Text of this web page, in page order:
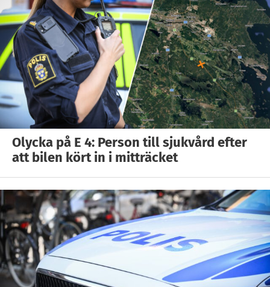
Olycka på E 4: Person till sjukvård efter
att bilen kört in i mitträcket